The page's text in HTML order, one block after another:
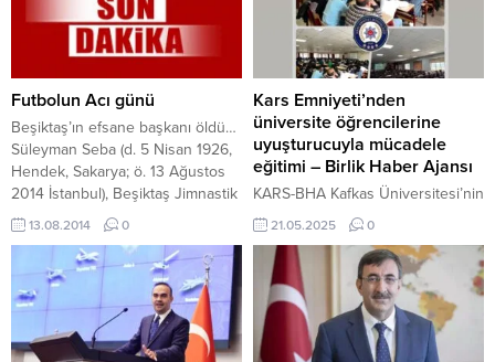
Futbolun Acı günü
Beşiktaş’ın efsane başkanı öldü…
Süleyman Seba (d. 5 Nisan 1926,
Hendek, Sakarya; ö. 13 Ağustos
2014 İstanbul), Beşiktaş Jimnastik
Kulübü’nün 1984 ile 2000 yılları
arasında kesintisiz başkanlığını
yapan Türk spor adamı ve
yönetici. Hakkı Yeten ile birlikte
Beşiktaş Jimnastik Kulübü’nün iki
onursal başkanından biridir. Uzun
süredir sağlık sorunları nedeniyle
13.08.2014 0
Kars Emniyeti’nden
üniversite öğrencilerine
uyuşturucuyla mücadele
eğitimi – Birlik Haber Ajansı
KARS-BHA Kafkas Üniversitesi’nin
iki fakültesinde eğitim gören
toplam 550 öğrenciye yönelik
bilgilendirme seminerleri
düzenlendi. Kars KYK Voleybol
Takımı Türkiye Şampiyonasına
katıldı Fakültelerde bilgilendirme
seminerleri Kafkas Üniversitesi
21.05.2025 0